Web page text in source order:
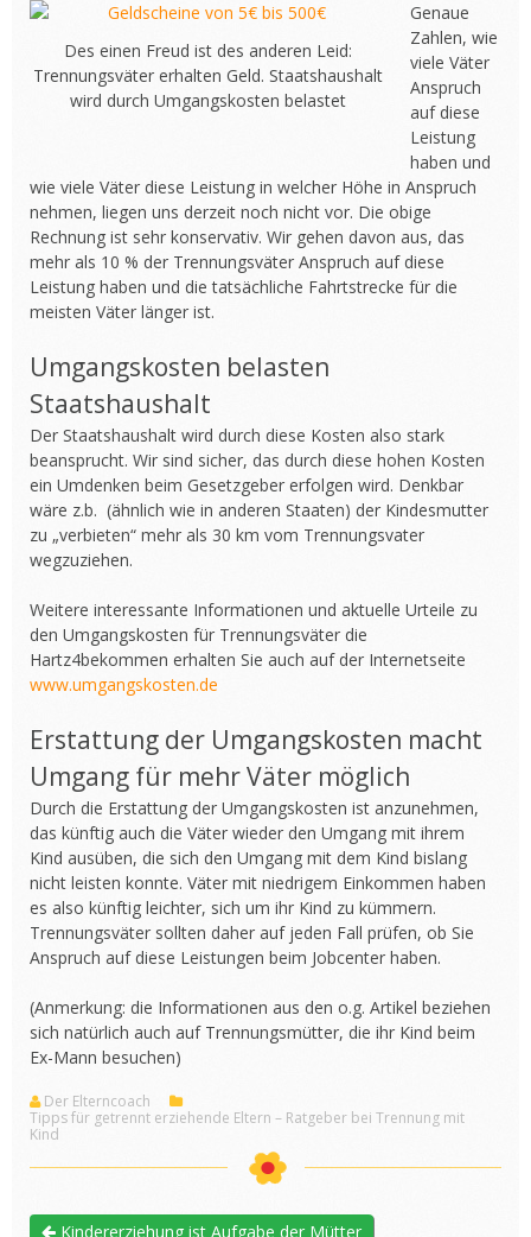
Des einen Freud ist des anderen Leid:
Trennungsväter erhalten Geld. Staatshaushalt
wird durch Umgangskosten belastet
Genaue
Zahlen, wie
viele Väter
Anspruch
auf diese
Leistung
haben und
wie viele Väter diese Leistung in welcher Höhe in Anspruch
nehmen, liegen uns derzeit noch nicht vor. Die obige
Rechnung ist sehr konservativ. Wir gehen davon aus, das
mehr als 10 % der Trennungsväter Anspruch auf diese
Leistung haben und die tatsächliche Fahrtstrecke für die
meisten Väter länger ist.
Umgangskosten belasten
Staatshaushalt
Der Staatshaushalt wird durch diese Kosten also stark
beansprucht. Wir sind sicher, das durch diese hohen Kosten
ein Umdenken beim Gesetzgeber erfolgen wird. Denkbar
wäre z.b. (ähnlich wie in anderen Staaten) der Kindesmutter
zu „verbieten“ mehr als 30 km vom Trennungsvater
wegzuziehen.
Weitere interessante Informationen und aktuelle Urteile zu
den Umgangskosten für Trennungsväter die
Hartz4bekommen erhalten Sie auch auf der Internetseite
www.umgangskosten.de
Erstattung der Umgangskosten macht
Umgang für mehr Väter möglich
Durch die Erstattung der Umgangskosten ist anzunehmen,
das künftig auch die Väter wieder den Umgang mit ihrem
Kind ausüben, die sich den Umgang mit dem Kind bislang
nicht leisten konnte. Väter mit niedrigem Einkommen haben
es also künftig leichter, sich um ihr Kind zu kümmern.
Trennungsväter sollten daher auf jeden Fall prüfen, ob Sie
Anspruch auf diese Leistungen beim Jobcenter haben.
(Anmerkung: die Informationen aus den o.g. Artikel beziehen
sich natürlich auch auf Trennungsmütter, die ihr Kind beim
Ex-Mann besuchen)
Der Elterncoach
Tipps für getrennt erziehende Eltern – Ratgeber bei Trennung mit
Kind
Kindererziehung ist Aufgabe der Mütter